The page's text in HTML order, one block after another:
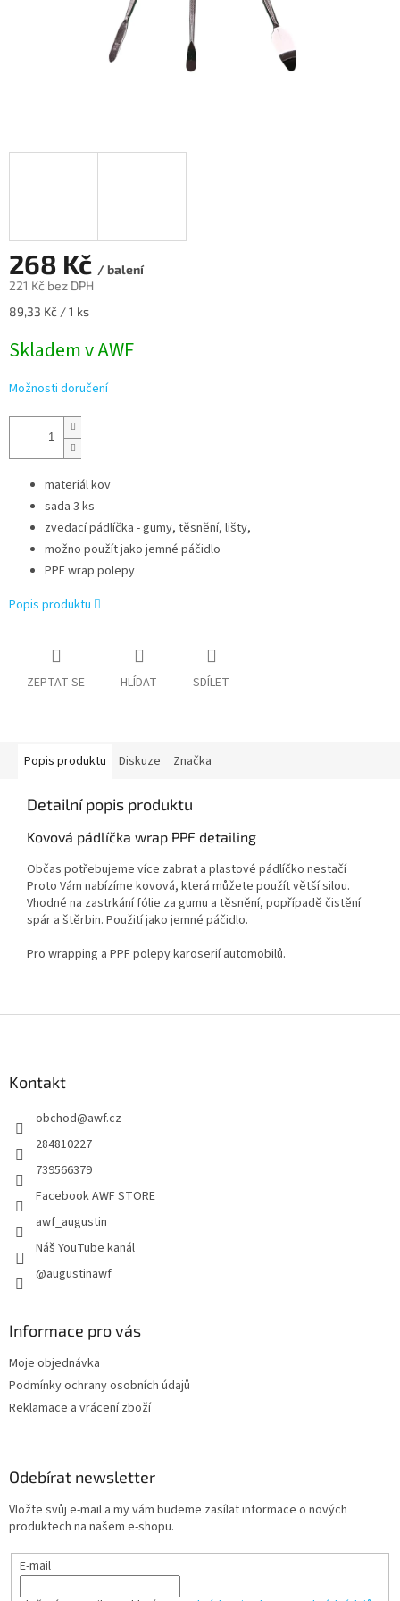
268 Kč / balení
221 Kč bez DPH
Měrná
89,33 Kč / 1 ks
Skladem v AWF
Možnosti doručení
materiál kov
sada 3 ks
zvedací pádlíčka - gumy, těsnění, lišty,
možno použít jako jemné páčidlo
PPF wrap polepy
Popis produktu
ZEPTAT SE HLÍDAT SDÍLET
Popis produktu Diskuze Značka
Detailní popis produktu
Kovová pádlíčka wrap PPF detailing
Občas potřebujeme více zabrat a plastové pádlíčko nestačí
Proto Vám nabízíme kovová, která můžete použít větší silou.
Vhodné na zastrkání fólie za gumu a těsnění, popřípadě čistění
spár a štěrbin. Použití jako jemné páčidlo.
Pro wrapping a PPF polepy karoserií automobilů.
Kontakt
obchod@awf.cz
284810227
739566379
Facebook AWF STORE
awf_augustin
Náš YouTube kanál
@augustinawf
Informace pro vás
Moje objednávka
Podmínky ochrany osobních údajů
Reklamace a vrácení zboží
Odebírat newsletter
Vložte svůj e-mail a my vám budeme zasílat informace o nových
produktech na našem e-shopu.
E-mail